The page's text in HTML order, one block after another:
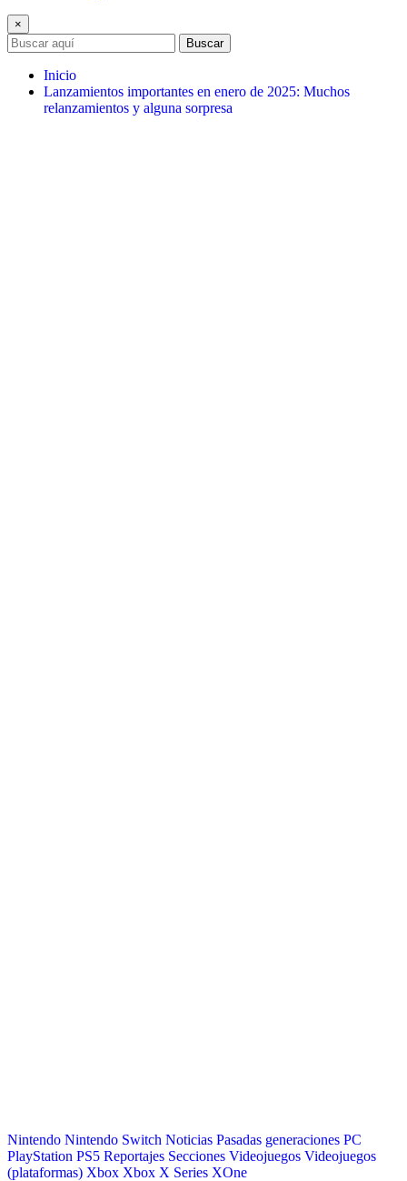
×
Buscar
Inicio
Lanzamientos importantes en enero de 2025: Muchos
relanzamientos y alguna sorpresa
Nintendo Nintendo Switch Noticias Pasadas generaciones PC
PlayStation PS5 Reportajes Secciones Videojuegos Videojuegos
(plataformas) Xbox Xbox X Series XOne